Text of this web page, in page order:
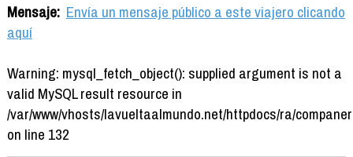
Mensaje: Envía un mensaje público a este viajero clicando
aquí
Warning: mysql_fetch_object(): supplied argument is not a
valid MySQL result resource in
/var/www/vhosts/lavueltaalmundo.net/httpdocs/ra/
on line 132